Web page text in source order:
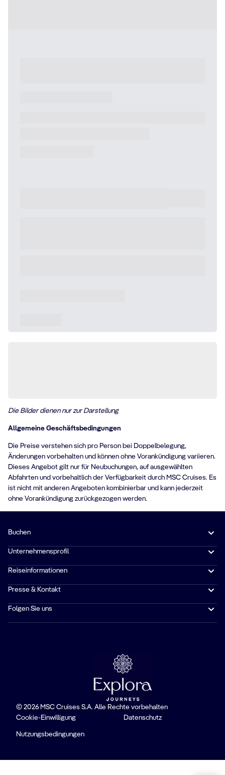
Die Bilder dienen nur zur Darstellung
Allgemeine Geschäftsbedingungen
Die Preise verstehen sich pro Person bei Doppelbelegung,
Änderungen vorbehalten und können ohne Vorankündigung variieren.
Dieses Angebot gilt nur für Neubuchungen, auf ausgewählten
Abfahrten und vorbehaltlich der Verfügbarkeit durch MSC Cruises. Es
ist nicht mit anderen Angeboten kombinierbar und kann jederzeit
ohne Vorankündigung zurückgezogen werden.
Buchen
Unternehmensprofil
Reiseinformationen
Presse & Kontakt
Folgen Sie uns
© 2026 MSC Cruises S.A. Alle Rechte vorbehalten
Cookie-Einwilligung
Datenschutz
Nutzungsbedingungen